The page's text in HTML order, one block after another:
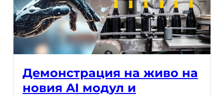
Демонстрация на живо на
новия AI модул и